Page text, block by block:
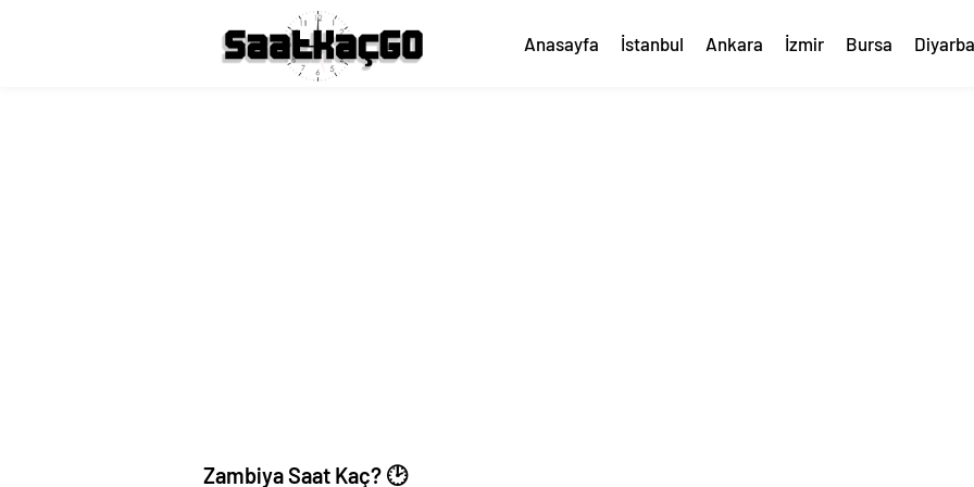
Anasayfa İstanbul Ankara İzmir Bursa
Zambiya Saat Kaç? 🕑